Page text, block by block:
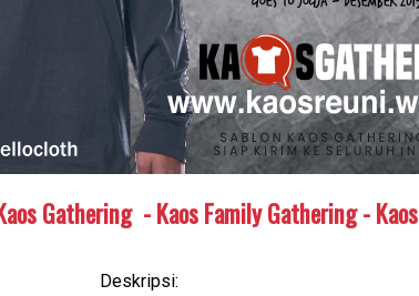
Gathering - Kaos Family Gathering - Kaos
Deskripsi: